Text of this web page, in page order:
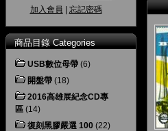
加入會員 忘記密碼
商品目錄 Categories
USB數位母帶 (6)
開盤帶 (18)
2016高雄展紀念CD專
區 (14)
復刻黑膠嚴選 100 (22)